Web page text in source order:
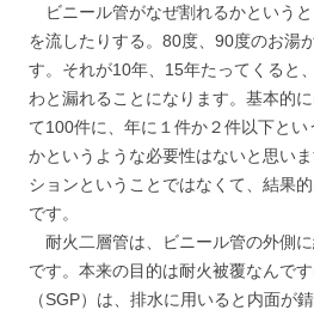
ビニール管がなぜ割れるかという
を流したりする。80度、90度のお湯
す。それが10年、15年たってくると
わと漏れることになります。基本的
て100件に、年に１件か２件以下と
かというような必要性はないと思い
ションということではなくて、結果
です。
耐火二層管は、ビニール管の外側
です。本来の目的は耐火被覆なんで
（SGP）は、排水に用いると内面が